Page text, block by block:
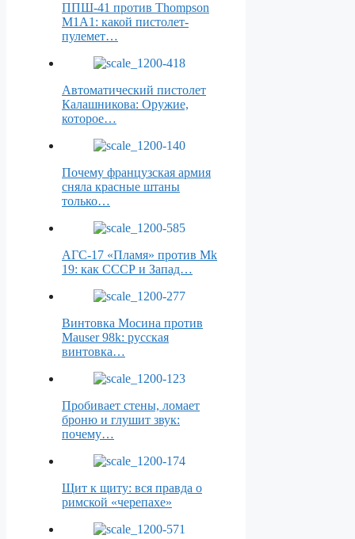
ППШ-41 против Thompson
M1A1: какой пистолет-
пулемет…
Автоматический пистолет
Калашникова: Оружие,
которое…
Почему французская армия
сняла красные штаны
только…
АГС-17 «Пламя» против Mk
19: как СССР и Запад…
Винтовка Мосина против
Mauser 98k: русская
винтовка…
Пробивает стены, ломает
броню и глушит звук:
почему…
Щит к щиту: вся правда о
римской «черепахе»